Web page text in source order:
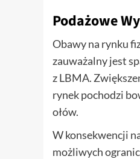
Podażowe
Obawy na rynku
zauważalny jest
z LBMA.
rynek pochodzi
ołów.
W konsekwencji
możliwych